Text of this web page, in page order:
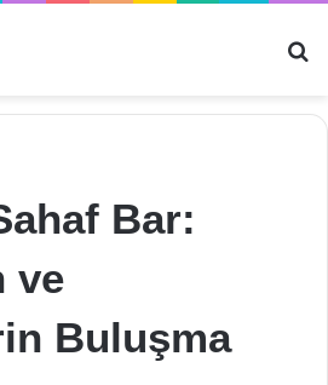
Bar:
ve
Buluşma